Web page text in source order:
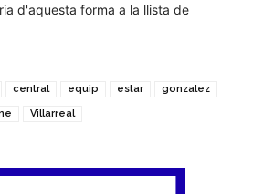
d'aquesta forma a la llista de
central equip estar gonzalez
Villarreal